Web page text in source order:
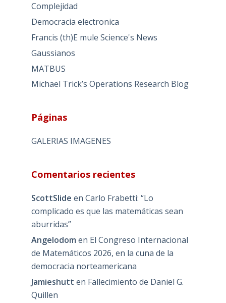
Complejidad
Democracia electronica
Francis (th)E mule Science's News
Gaussianos
MATBUS
Michael Trick’s Operations Research Blog
Páginas
GALERIAS IMAGENES
Comentarios recientes
ScottSlide en Carlo Frabetti: “Lo
complicado es que las matemáticas sean
aburridas”
Angelodom en El Congreso Internacional
de Matemáticos 2026, en la cuna de la
democracia norteamericana
Jamieshutt en Fallecimiento de Daniel G.
Quillen